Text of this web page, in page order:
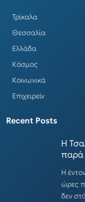
Τρίκαλα
Θεσσαλία
Ελλάδα
Κόσμος
Κοινωνικά
Επιχειρείν
Recent Posts
Η
παρά
Η
ώρες
δεν